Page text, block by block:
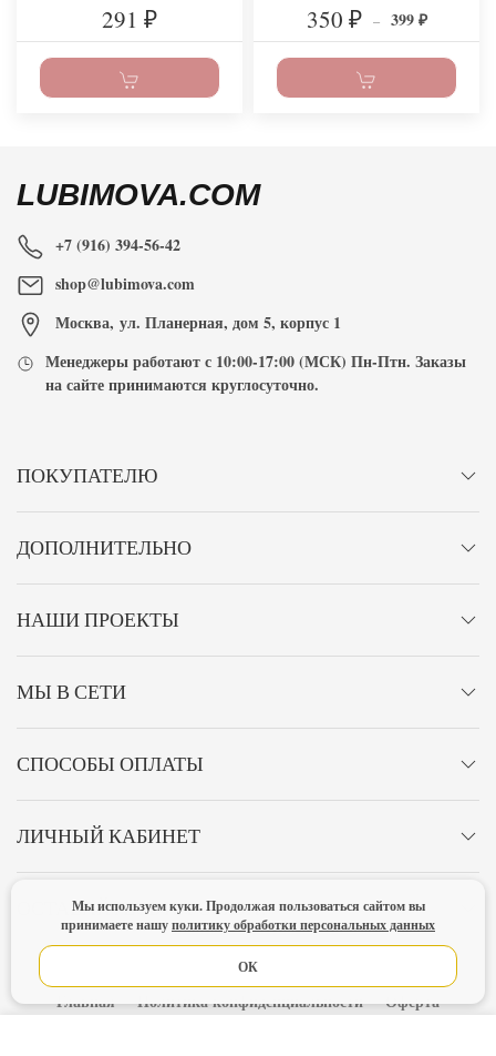
291 ₽ 350 ₽ – 399 ₽
LUBIMOVA.COM
+7 (916) 394-56-42
shop@lubimova.com
Москва, ул. Планерная, дом 5, корпус 1
Менеджеры работают с 10:00-17:00(МСК) Пн-Птн. Заказы
на сайте принимаются круглосуточно.
ПОКУПАТЕЛЮ
ДОПОЛНИТЕЛЬНО
НАШИ ПРОЕКТЫ
МЫ В СЕТИ
СПОСОБЫ ОПЛАТЫ
ЛИЧНЫЙ КАБИНЕТ
ОСТАВАЙТЕСЬ НА СВЯЗИ!
Главная Политика конфиденциальности
Оферта
Мы используем куки. Продолжая пользоваться сайтом вы
принимаете нашуполитику обработки персональных данных
ОК